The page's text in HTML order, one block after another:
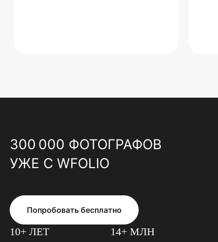
300 000 ФОТОГРАФОВ
УЖЕ С WFOLIO
Попробовать бесплатно
10+ ЛЕТ 14+ МЛН